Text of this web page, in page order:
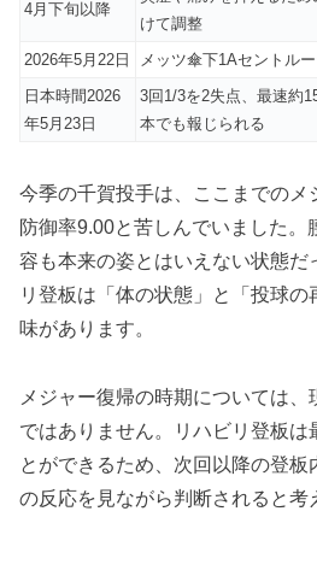
4月下旬以降
けて調整
2026年5月22日
メッツ傘下1Aセントル
日本時間2026
年5月23日
3回1/3を2失点、最速約
本でも報じられる
今季の千賀投手は、ここまでのメ
防御率9.00と苦しんでいました。
容も本来の姿とはいえない状態だ
リ登板は「体の状態」と「投球
味があります。
メジャー復帰の時期については
ではありません。リハビリ登板は
とができるため、次回以降の登
の反応を見ながら判断されると考